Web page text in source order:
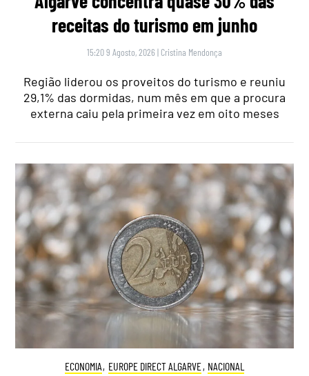
receitas do turismo em junho
15:20 9 Agosto, 2026 | Cristina Mendonça
Região liderou os proveitos do turismo e reuniu
29,1% das dormidas, num mês em que a procura
externa caiu pela primeira vez em oito meses
ECONOMIA, EUROPE DIRECT ALGARVE, NACIONAL